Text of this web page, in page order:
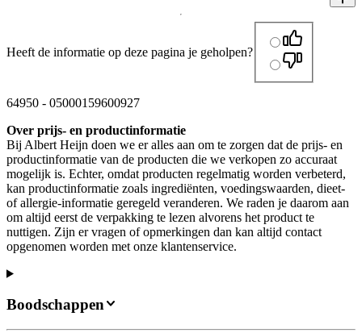
Heeft de informatie op deze pagina je geholpen?
64950 - 05000159600927
Over prijs- en productinformatie
Bij Albert Heijn doen we er alles aan om te zorgen dat de prijs- en
productinformatie van de producten die we verkopen zo accuraat
mogelijk is. Echter, omdat producten regelmatig worden verbeterd,
kan productinformatie zoals ingrediënten, voedingswaarden, dieet-
of allergie-informatie geregeld veranderen. We raden je daarom aan
om altijd eerst de verpakking te lezen alvorens het product te
nuttigen. Zijn er vragen of opmerkingen dan kan altijd contact
opgenomen worden met onze klantenservice.
Boodschappen